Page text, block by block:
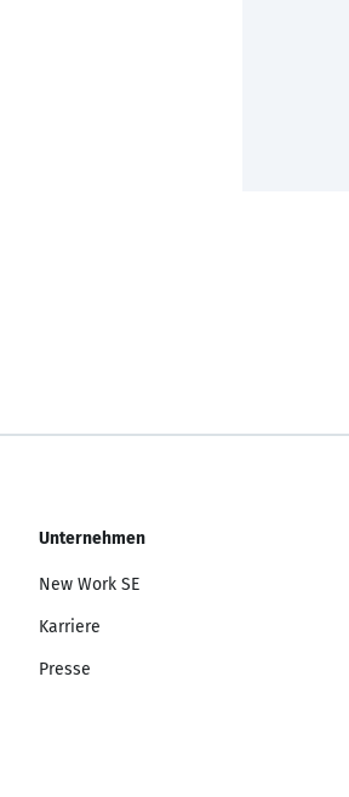
Unternehmen
New Work SE
Karriere
Presse